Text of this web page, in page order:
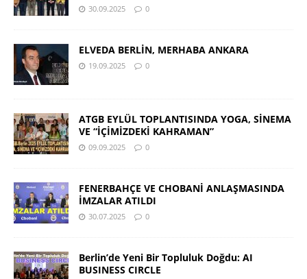
30.09.2025 0
ELVEDA BERLİN, MERHABA ANKARA
19.09.2025 0
ATGB EYLÜL TOPLANTISINDA YOGA, SİNEMA
VE “İÇİMİZDEKİ KAHRAMAN”
09.09.2025 0
FENERBAHÇE VE CHOBANİ ANLAŞMASINDA
İMZALAR ATILDI
30.07.2025 0
Berlin’de Yeni Bir Topluluk Doğdu: AI
BUSINESS CIRCLE